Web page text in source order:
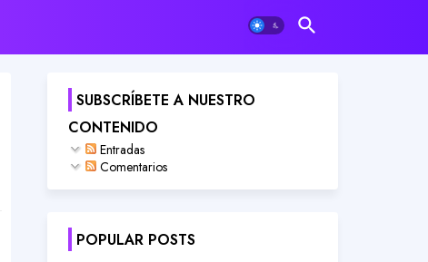
SUBSCRÍBETE A NUESTRO
CONTENIDO
Entradas
Comentarios
POPULAR POSTS